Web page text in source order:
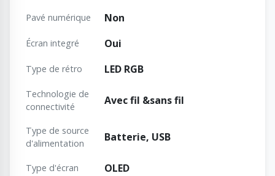
Pavé numérique Non
Écran integré Oui
Type de rétro LED RGB
Technologie de
connectivité
Avec fil &sans fil
Type de source
d'alimentation
Batterie, USB
Type d'écran OLED